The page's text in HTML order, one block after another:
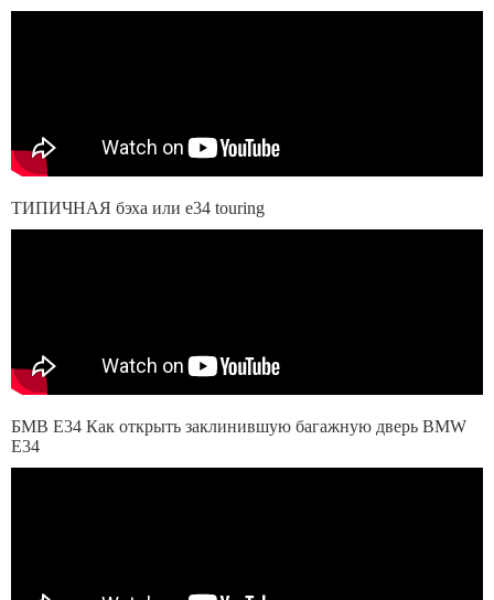
ТИПИЧНАЯ бэха или e34 touring
БМВ Е34 Как открыть заклинившую багажную дверь BMW
E34